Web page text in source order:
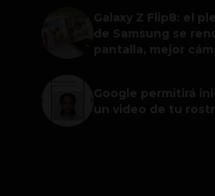
Galaxy Z Flip8: el
de Samsung se
pantalla, mejor
Google permitirá
un video de tu